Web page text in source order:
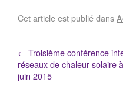
Cet article est publié dans
← Troisième conférence
réseaux de chaleur solaire
juin 2015